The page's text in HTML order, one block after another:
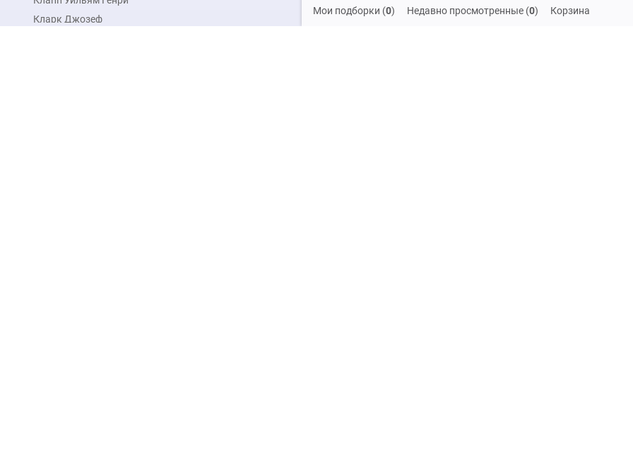
Кларк Джозеф
Мои подборки (0) Недавно просмотренные (0) Корзина